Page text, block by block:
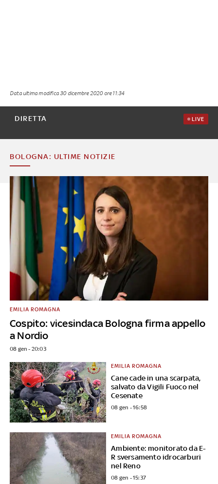
Data ultima modifica30 dicembre 2020 ore 11:34
DIRETTA LIVE
BOLOGNA: ULTIME NOTIZIE
Cospito: vicesindaca Bologna firma appello
a Nordio
EMILIA ROMAGNA
08 gen - 20:03
Cane cade in una scarpata,
salvato da Vigili Fuoco nel
Cesenate
EMILIA ROMAGNA
08 gen - 16:58
Ambiente: monitorato da E-
R sversamento idrocarburi
nel Reno
EMILIA ROMAGNA
08 gen - 15:37